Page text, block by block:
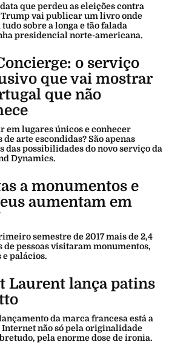
que perdeu as eleições contra
vai publicar um livro onde
sobre a longa e tão falada
presidencial norte-americana.
o serviço
que vai mostrar
que não
em lugares únicos e conhecer
de arte escondidas? São apenas
das possibilidades do novo serviço da
Dynamics.
a monumentos e
aumentam em
semestre de 2017 mais de 2,4
de pessoas visitaram monumentos,
e palácios.
Laurent lança patins
da marca francesa está a
Internet não só pela originalidade
pela enorme dose de ironia.